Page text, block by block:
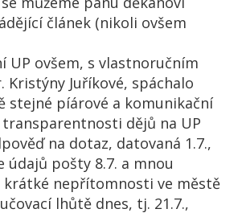
článek (nikoli ovšem
UP ovšem, s vlastnoručním
Kristýny Juříkové, spáchalo
stejné píárové a komunikační
dějů na UP
na dotaz, datovaná 1.7.,
údajů pošty 8.7. a mnou
krátké nepřítomnosti ve městě
lhůtě dnes, tj. 21.7.,